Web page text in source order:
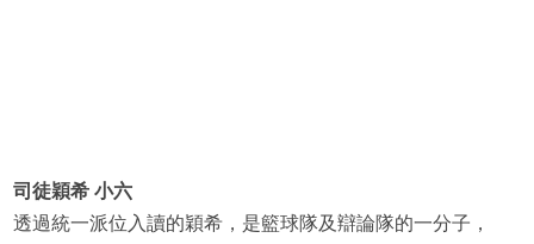
司徒穎希 小六
透過統一派位入讀的穎希，是籃球隊及辯論隊的一分子，